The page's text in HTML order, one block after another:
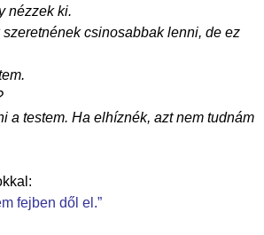
nézzek ki.
csinosabbak lenni, de ez
a testem. Ha elhíznék, azt nem tudnám
fejben dől el.”